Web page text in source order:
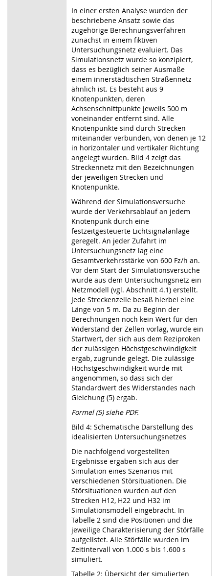
In einer ersten Analyse wurden der
beschriebene Ansatz sowie das
zugehörige Berechnungsverfahren
zunächst in einem fiktiven
Untersuchungsnetz evaluiert. Das
Simulationsnetz wurde so konzipiert,
dass es bezüglich seiner Ausmaße
einem innerstädtischen Straßennetz
ähnlich ist. Es besteht aus 9
Knotenpunkten, deren
Achsenschnittpunkte jeweils 500 m
voneinander entfernt sind. Alle
Knotenpunkte sind durch Strecken
miteinander verbunden, von denen je 12
in horizontaler und vertikaler Richtung
angelegt wurden. Bild 4 zeigt das
Streckennetz mit den Bezeichnungen
der jeweiligen Strecken und
Knotenpunkte.
Während der Simulationsversuche
wurde der Verkehrsablauf an jedem
Knotenpunk durch eine
festzeitgesteuerte Lichtsignalanlage
geregelt. An jeder Zufahrt im
Untersuchungsnetz lag eine
Gesamtverkehrsstärke von 600 Fz/h an.
Vor dem Start der Simulationsversuche
wurde aus dem Untersuchungsnetz ein
Netzmodell (vgl. Abschnitt 4.1) erstellt.
Jede Streckenzelle besaß hierbei eine
Länge von 5 m. Da zu Beginn der
Berechnungen noch kein Wert für den
Widerstand der Zellen vorlag, wurde ein
Startwert, der sich aus dem Reziproken
der zulässigen Höchstgeschwindigkeit
ergab, zugrunde gelegt. Die zulässige
Höchstgeschwindigkeit wurde mit
angenommen, so dass sich der
Standardwert des Widerstandes nach
Gleichung (5) ergab.
Formel (5) siehe PDF.
Bild 4: Schematische Darstellung des
idealisierten Untersuchungsnetzes
Die nachfolgend vorgestellten
Ergebnisse ergaben sich aus der
Simulation eines Szenarios mit
verschiedenen Störsituationen. Die
Störsituationen wurden auf den
Strecken H12, H22 und H32 im
Simulationsmodell eingebracht. In
Tabelle 2 sind die Positionen und die
jeweilige Charakterisierung der Störfälle
aufgelistet. Alle Störfälle wurden im
Zeitintervall von 1.000 s bis 1.600 s
simuliert.
Tabelle 2: Übersicht der simulierten